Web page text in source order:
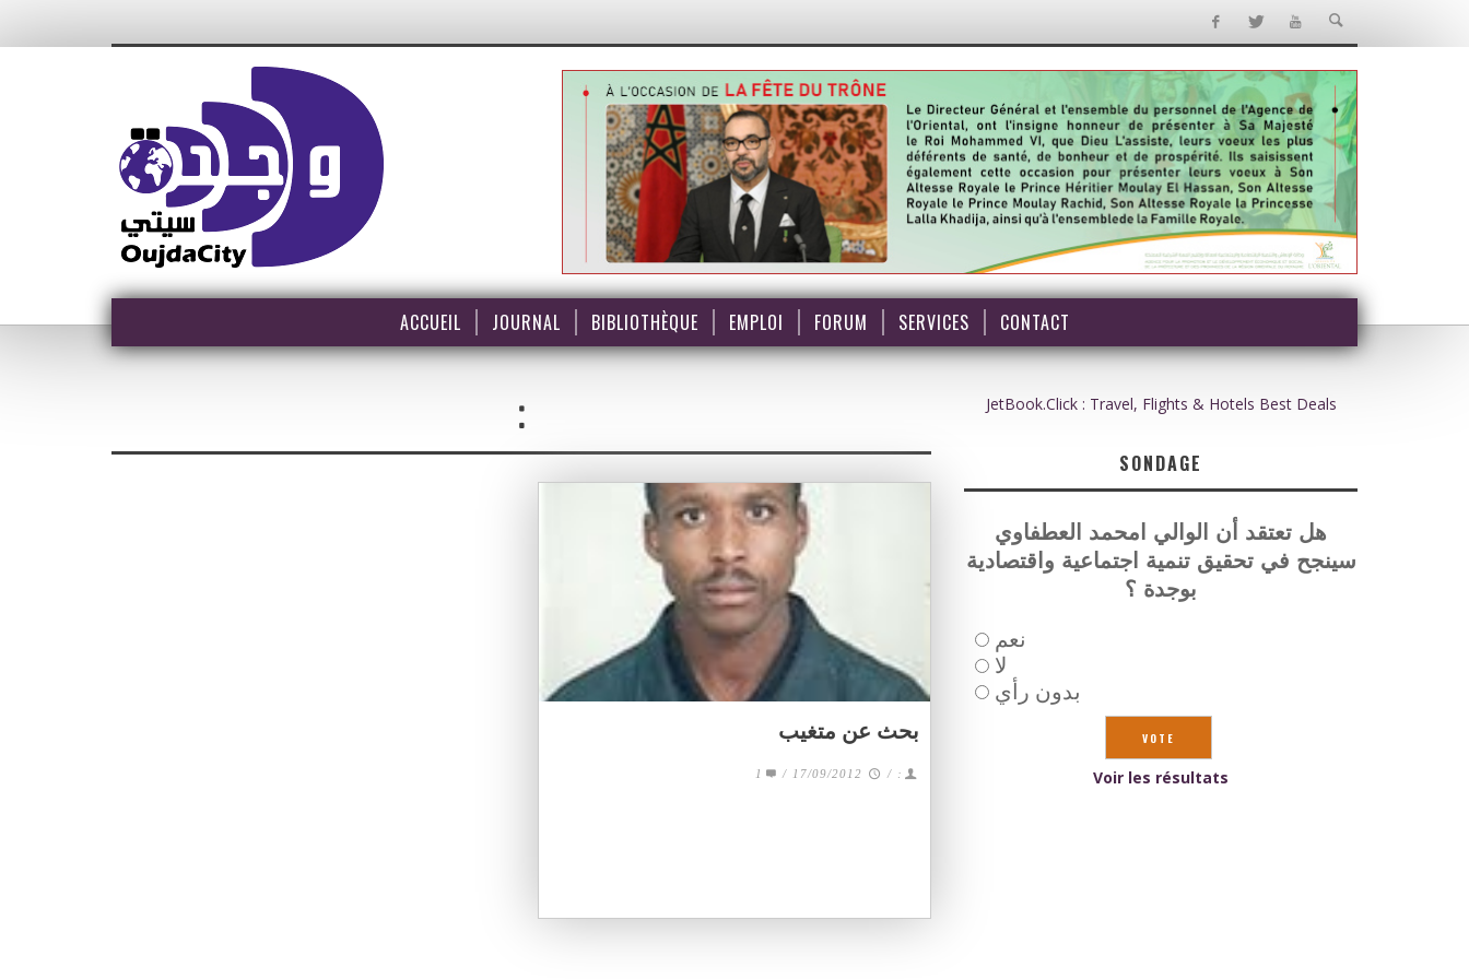
ACCUEIL JOURNAL BIBLIOTHÈQUE EMPLOI FORUM SERVICES CONTACT
:
بحث عن متغيب
:
/
17/09/2012
/
1
JetBook.Click : Travel, Flights & Hotels Best Deals
SONDAGE
هل تعتقد أن الوالي امحمد العطفاوي
سينجح في تحقيق تنمية اجتماعية واقتصادية
بوجدة ؟
نعم
لا
بدون رأي
Voir les résultats